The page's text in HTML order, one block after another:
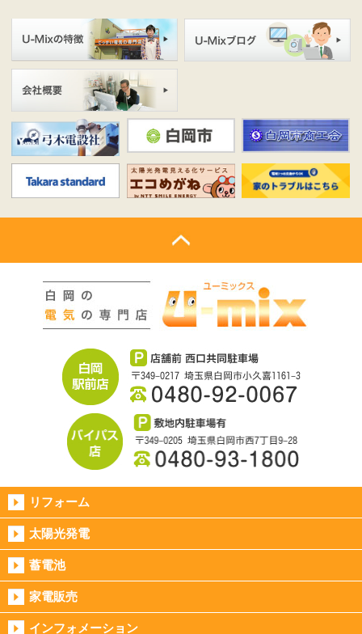
リフォーム
太陽光発電
蓄電池
家電販売
インフォメーション